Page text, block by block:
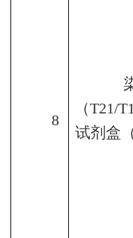
8
（T21/
试剂盒